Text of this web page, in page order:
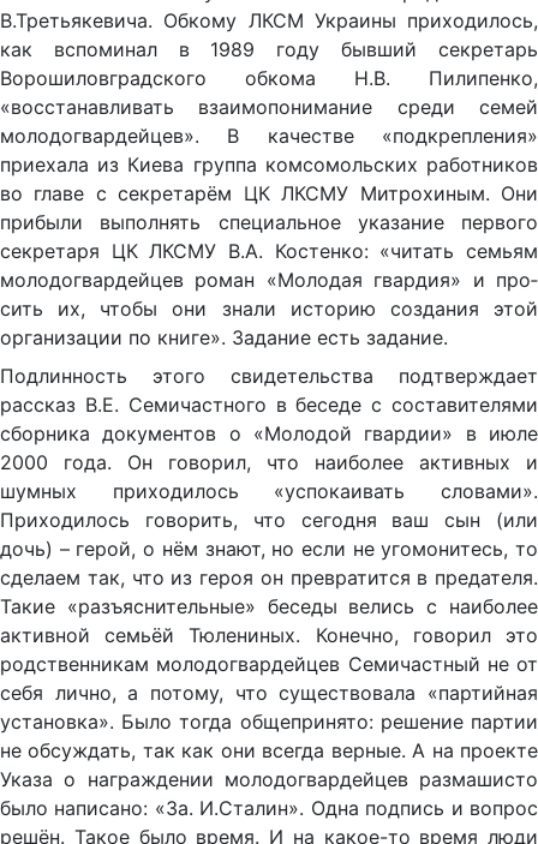
В.Третьякевича. Обкому ЛКСМ Украины приходилось,
как вспоми­нал в 1989 году бывший секретарь
Ворошиловградского обкома Н.В. Пилипенко,
«восстанавливать взаимопонимание среди се­мей
молодогвардейцев». В качестве «подкрепления»
приехала из Киева группа комсомольских работников
во главе с секретарём ЦК ЛКСМУ Митрохиным. Они
прибыли выполнять специаль­ное указание первого
секретаря ЦК ЛКСМУ В.А. Костенко: «чи­тать семьям
молодогвардейцев роман «Молодая гвардия» и про­
сить их, чтобы они знали историю создания этой
организации по книге». Задание есть задание.
Подлинность этого свидетельства подтверждает
расска­з В.Е. Семичастного в беседе с составителями
сборника до­кументов о «Молодой гвардии» в июле
2000 года. Он говорил, что наиболее активных и
шумных приходилось «успокаивать слова­ми».
Приходилось говорить, что сегодня ваш сын (или
дочь) – герой, о нём знают, но если не угомонитесь, то
сделаем так, что из героя он превратится в предателя.
Такие «разъяснительные» бе­седы велись с наиболее
активной семьёй Тюлениных. Конечно, говорил это
родственникам молодогвардейцев Семичастный не от
себя лично, а потому, что существовала «партийная
установ­ка». Было тогда общепринято: решение партии
не обсуждать, так как они всегда верные. А на проекте
Указа о награждении моло­догвардейцев размашисто
было написано: «За. И.Сталин». Одна подпись и вопрос
решён. Такое было время. И на какое-то вре­мя люди